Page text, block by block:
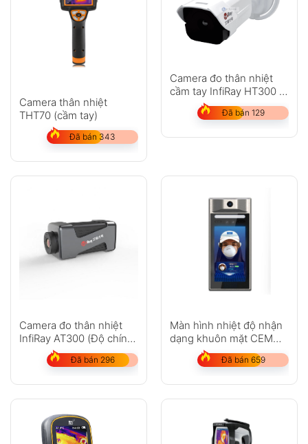
Camera thân nhiệt
THT70 (cầm tay)
Đã bán 343
Camera đo thân nhiệt
cầm tay InfiRay HT300 (0
~ 60°C, độ chính xác
0,5°C)
Đã bán 129
Camera đo thân nhiệt
InfiRay AT300 (Độ chính
xác 0,3 °C)
Đã bán 296
Màn hình nhiệt độ nhận
dạng khuôn mặt CEM
AI-321
Đã bán 659